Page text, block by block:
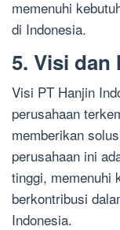
memenuhi
di Indonesia.
5. Visi dan
Visi PT Hanjin
perusahaan
memberikan
perusahaan ini
tinggi, memenuhi
berkontribusi
Indonesia.